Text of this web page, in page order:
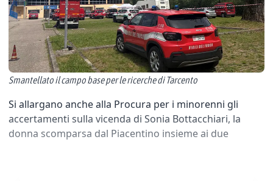
Smantellato il campo base per le ricerche di Tarcento
Si allargano anche alla Procura per i minorenni gli
accertamenti sulla vicenda di Sonia Bottacchiari, la
donna scomparsa dal Piacentino insieme ai due